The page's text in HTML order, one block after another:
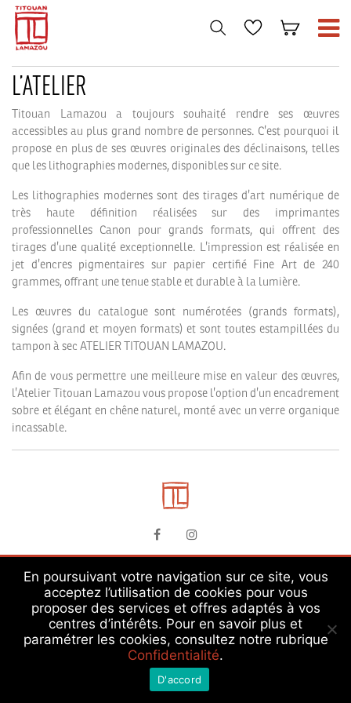
L’ATELIER
Titouan Lamazou a toujours souhaité rendre ses œuvres
accessibles au plus grand nombre de personnes. C’est pourquoi il
propose en plus de ses œuvres originales des déclinaisons, telles
que les lithographies modernes, disponibles sur ce site.
Les lithographies modernes sont des tirages d’art numérique de
très haute définition réalisées sur des imprimantes
professionnelles Canon pour grands formats, qui offrent des
tirages d’une qualité exceptionnelle. L’impression est réalisée en
jet d’encres pigmentaires sur papier certifié Fine Art de 240
grammes, offrant une tenue stable et durable à la lumière.
Les œuvres du catalogue sont numérotées (grands formats),
signées (grand et moyen formats) et sont toutes estampillées du
tampon à sec ATELIER TITOUAN LAMAZOU.
Afin de vous permettre une meilleure mise en valeur des œuvres,
l’Atelier Titouan Lamazou vous propose l’option d’un encadrement
sobre et élégant en chêne naturel, monté avec un verre organique
incassable.
Plan du site Légales CGV/CGU Confidentialité Création site web
Copyright © Atelier Titouan Lamazou
www.titouanlamazou.com
En poursuivant votre navigation sur ce site, vous
acceptez l’utilisation de cookies pour vous
proposer des services et offres adaptés à vos
centres d’intérêts. Pour en savoir plus et
paramétrer les cookies, consultez notre rubrique
Confidentialité.
D'accord